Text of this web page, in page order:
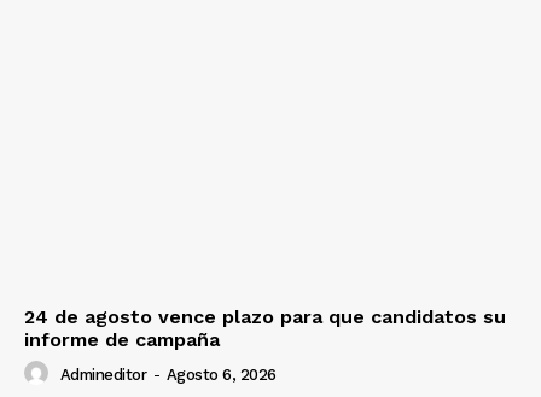
24 de agosto vence plazo para que candidatos su
informe de campaña
Admineditor - Agosto 6, 2026